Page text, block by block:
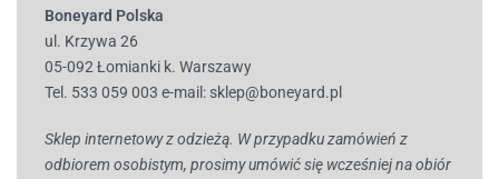
Boneyard Polska
ul. Krzywa 26
05-092 Łomianki k. Warszawy
Tel. 533 059 003 e-mail: sklep@boneyard.pl
Sklep internetowy z odzieżą. W przypadku zamówień z
odbiorem osobistym, prosimy umówić się wcześniej na obiór